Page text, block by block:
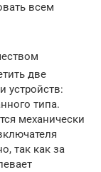
всем
две
устройств:
типа.
механически
так как за